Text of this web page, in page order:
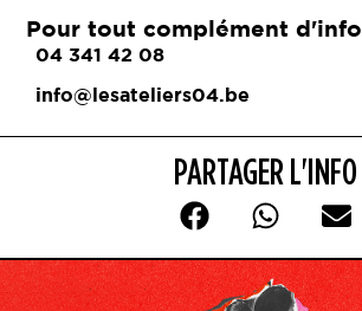
Pour tout complément d'info
04 341 42 08
info@lesateliers04.be
PARTAGER L'INFO